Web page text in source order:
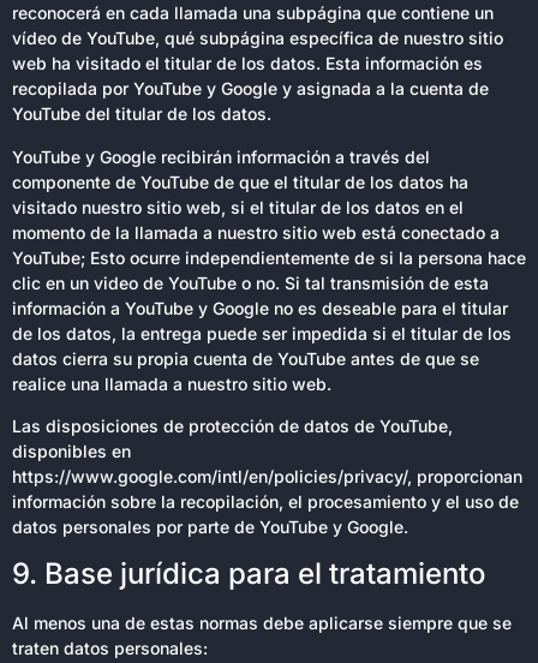
reconocerá en cada llamada una subpágina que contiene un
vídeo de YouTube, qué subpágina específica de nuestro sitio
web ha visitado el titular de los datos. Esta información es
recopilada por YouTube y Google y asignada a la cuenta de
YouTube del titular de los datos.
YouTube y Google recibirán información a través del
componente de YouTube de que el titular de los datos ha
visitado nuestro sitio web, si el titular de los datos en el
momento de la llamada a nuestro sitio web está conectado a
YouTube; Esto ocurre independientemente de si la persona hace
clic en un video de YouTube o no. Si tal transmisión de esta
información a YouTube y Google no es deseable para el titular
de los datos, la entrega puede ser impedida si el titular de los
datos cierra su propia cuenta de YouTube antes de que se
realice una llamada a nuestro sitio web.
Las disposiciones de protección de datos de YouTube,
disponibles en
https://www.google.com/intl/en/policies/privacy/, proporcionan
información sobre la recopilación, el procesamiento y el uso de
datos personales por parte de YouTube y Google.
9. Base jurídica para el tratamiento
Al menos una de estas normas debe aplicarse siempre que se
traten datos personales: